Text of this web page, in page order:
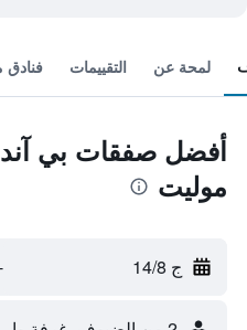
لمحة عن التقييمات فنادق
أفضل صفقات بي آند
موليت
ج 14/8